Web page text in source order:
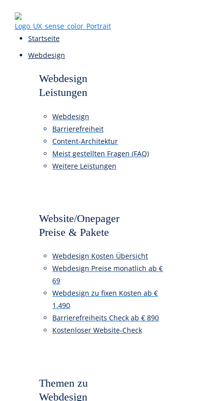
Startseite
Webdesign
Webdesign
Leistungen
Webdesign
Barrierefreiheit
Content-Architektur
Meist gestellten Fragen (FAQ)
Preise & Pakete
Webdesign Kosten Übersicht
Webdesign Preise monatlich ab €
69
Webdesign zu fixen Kosten ab €